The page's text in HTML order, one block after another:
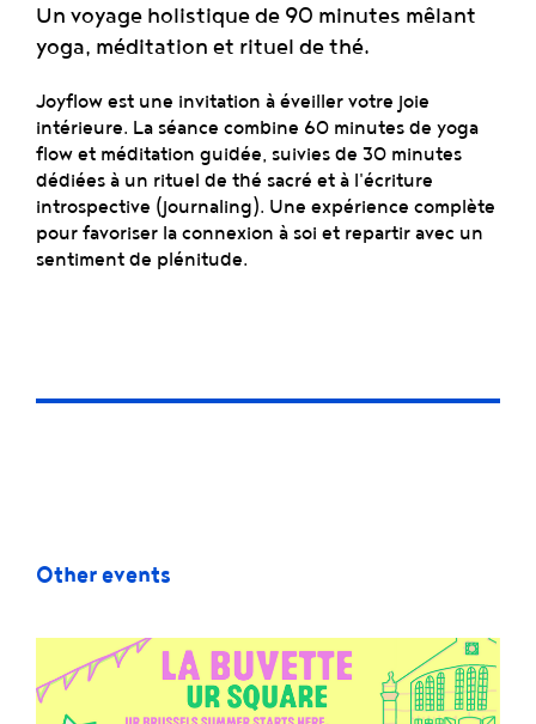
Un voyage holistique de 90 minutes mêlant
yoga, méditation et rituel de thé.
Joyflow est une invitation à éveiller votre joie
intérieure. La séance combine 60 minutes de yoga
flow et méditation guidée, suivies de 30 minutes
dédiées à un rituel de thé sacré et à l'écriture
introspective (journaling). Une expérience complète
pour favoriser la connexion à soi et repartir avec un
sentiment de plénitude.
Other events